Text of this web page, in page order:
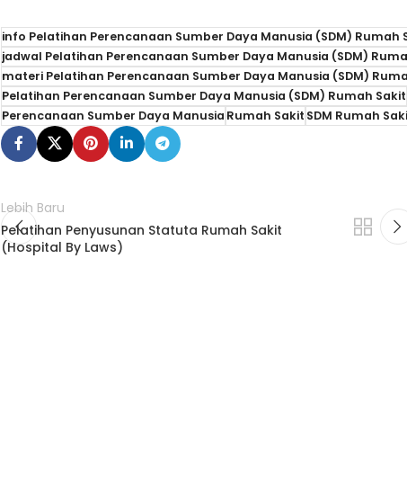
info Pelatihan Perencanaan Sumber Daya Manusia (SDM) Rumah
jadwal Pelatihan Perencanaan Sumber Daya Manusia (SDM)
materi Pelatihan Perencanaan Sumber Daya Manusia (SDM)
Pelatihan Perencanaan Sumber Daya Manusia (SDM) Rumah Sakit
Perencanaan Sumber Daya ManusiaRumah SakitSDM Rumah
Lebih Baru
Pelatihan Penyusunan Statuta Rumah Sakit
(Hospital By Laws)